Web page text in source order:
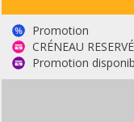
Promotion
CRÉNEAU
Promotion